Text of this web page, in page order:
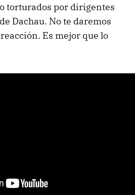
torturados por dirigentes
Dachau. No te daremos
Es mejor que lo